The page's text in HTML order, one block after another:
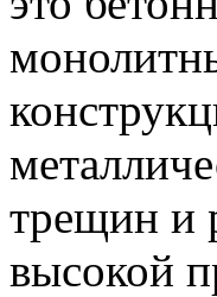
трещин и
высокой